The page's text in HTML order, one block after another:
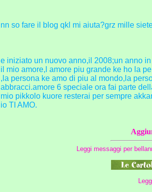
nn so fare il blog qkl mi aiuta?grz mille
e iniziato un nuovo anno,il 2008;un anno
il mio amore,l amore piu grande ke ho la
,la persona ke amo di piu al mondo,la
abbracci.amore 6 speciale ora fai parte
mio pikkolo kuore resterai per sempre
io TI AMO.
Leggi messaggi per